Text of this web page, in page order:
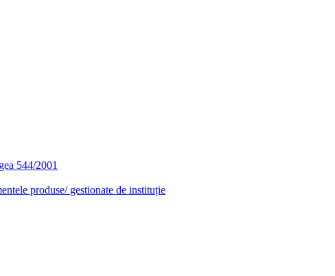
544/2001
produse/ gestionate de instituție